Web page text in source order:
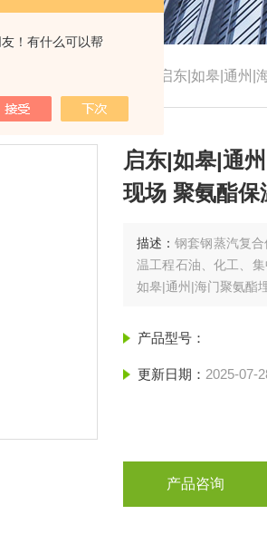
！有什么可以帮
启东|如皋|通州|
启东|如皋|通
现场 聚氨酯保
描述：钢套钢蒸汽复
温工程石油、化工、
如皋|通州|海门聚氨酯
产品型号：
更新日期： 2025-07-
产品咨询